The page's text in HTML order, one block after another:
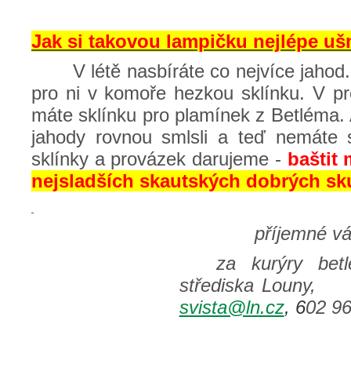
Jak si takovou lampičku nejlépe
V létě nasbíráte co nejvíce
pro ni v komoře hezkou sklínku. V
máte sklínku pro plamínek z
jahody rovnou smlsli a teď
sklínky a provázek darujeme - baštit
nejsladších skautských dobrých
příjemné
za kurýry
střediska Louny,
svista@ln.cz, 602